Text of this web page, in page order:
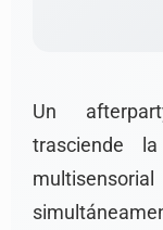
Un
trasciende